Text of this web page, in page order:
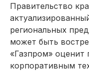
Правительство
региональных
может быть
«Газпром» оценит
корпоративным